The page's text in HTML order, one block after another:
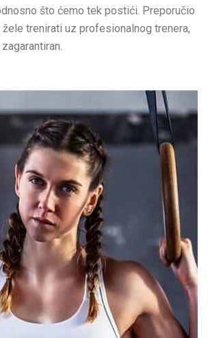
što ćemo tek postići. Preporučio
trenirati uz profesionalnog trenera,